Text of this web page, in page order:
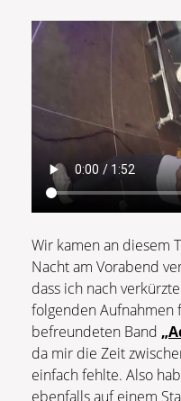
Wir kamen an diesem
Nacht am Vorabend
dass ich nach
folgenden Aufnahmen
befreundeten Band
da mir die Zeit
einfach fehlte. Also
ebenfalls auf einem